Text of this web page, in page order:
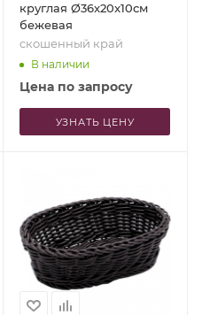
круглая Ø36x20x10см
бежевая
скошенный край
В наличии
Цена по запросу
УЗНАТЬ ЦЕНУ